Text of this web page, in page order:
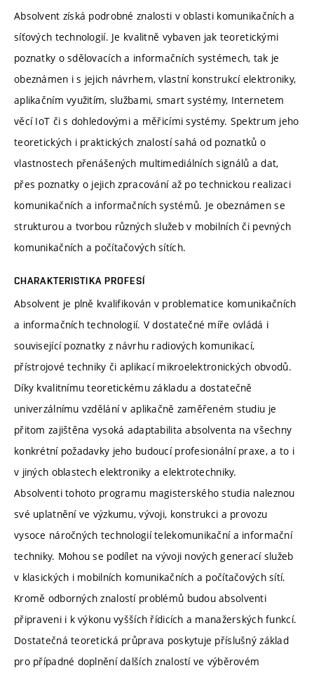
Absolvent získá podrobné znalosti v oblasti komunikačních a
síťových technologií. Je kvalitně vybaven jak teoretickými
poznatky o sdělovacích a informačních systémech, tak je
obeznámen i s jejich návrhem, vlastní konstrukcí elektroniky,
aplikačním využitím, službami, smart systémy, Internetem
věcí IoT či s dohledovými a měřicími systémy. Spektrum jeho
teoretických i praktických znalostí sahá od poznatků o
vlastnostech přenášených multimediálních signálů a dat,
přes poznatky o jejich zpracování až po technickou realizaci
komunikačních a informačních systémů. Je obeznámen se
strukturou a tvorbou různých služeb v mobilních či pevných
komunikačních a počítačových sítích.
CHARAKTERISTIKA PROFESÍ
Absolvent je plně kvalifikován v problematice komunikačních
a informačních technologií. V dostatečné míře ovládá i
související poznatky z návrhu radiových komunikací,
přístrojové techniky či aplikací mikroelektronických obvodů.
Díky kvalitnímu teoretickému základu a dostatečně
univerzálnímu vzdělání v aplikačně zaměřeném studiu je
přitom zajištěna vysoká adaptabilita absolventa na všechny
konkrétní požadavky jeho budoucí profesionální praxe, a to i
v jiných oblastech elektroniky a elektrotechniky.
Absolventi tohoto programu magisterského studia naleznou
své uplatnění ve výzkumu, vývoji, konstrukci a provozu
vysoce náročných technologií telekomunikační a informační
techniky. Mohou se podílet na vývoji nových generací služeb
v klasických i mobilních komunikačních a počítačových sítí.
Kromě odborných znalostí problémů budou absolventi
připraveni i k výkonu vyšších řídicích a manažerských funkcí.
Dostatečná teoretická průprava poskytuje příslušný základ
pro případné doplnění dalších znalostí ve výběrovém